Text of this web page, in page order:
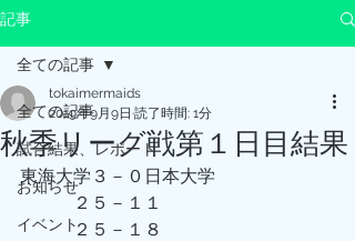
記事
全ての記事
試合結果、レポート
お知らせ
イベント
全ての記事
秋季リーグ戦第１日目結果
tokaimermaids
2019年9月9日 読了時間: 1分
東海大学３－０日本大学
２５－１１
２５－１８